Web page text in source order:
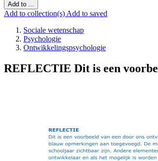
Add to ...
Add to collection(s) Add to saved
Sociale wetenschap
Psychologie
Ontwikkelingspsychologie
REFLECTIE Dit is een